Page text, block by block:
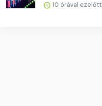
10 órával ezelőtt